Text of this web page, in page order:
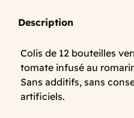
Description
Colis de 12 bouteilles
tomate infusé au
Sans additifs, sans
artificiels.